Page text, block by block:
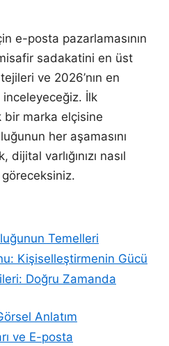
e-posta pazarlamasının
sadakatini en üst
ve 2026’nın en
inceleyeceğiz. İlk
bir marka elçisine
her aşamasını
dijital varlığınızı nasıl
Temelleri
Kişiselleştirmenin Gücü
Doğru Zamanda
Anlatım
ve E-posta